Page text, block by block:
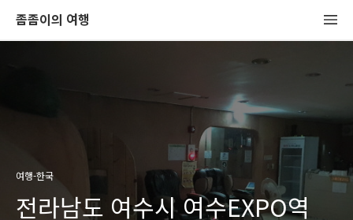
좀좀이의 여행
여행-한국
전라남도 여수시 여수EXPO역